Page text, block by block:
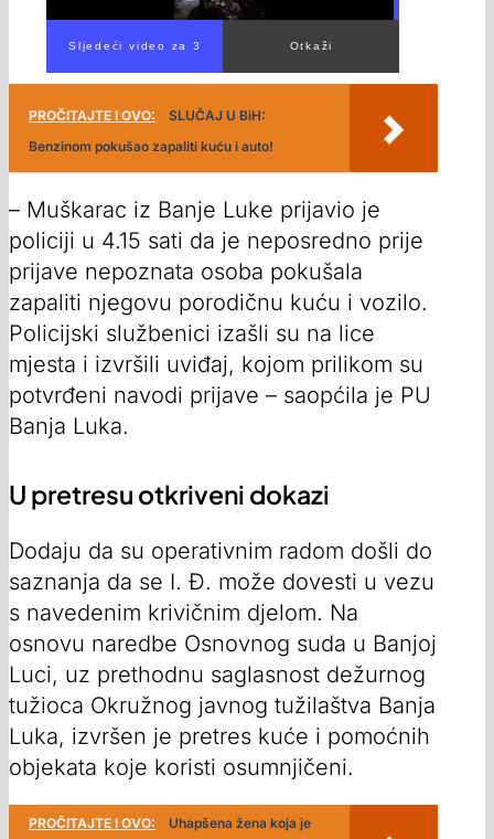
PROČITAJTE I OVO:
SLUČAJ U BiH:
Benzinom pokušao zapaliti kuću i auto!
– Muškarac iz Banje Luke prijavio je
policiji u 4.15 sati da je neposredno prije
prijave nepoznata osoba pokušala
zapaliti njegovu porodičnu kuću i vozilo.
Policijski službenici izašli su na lice
mjesta i izvršili uviđaj, kojom prilikom su
potvrđeni navodi prijave – saopćila je PU
Banja Luka.
U pretresu otkriveni dokazi
Dodaju da su operativnim radom došli do
saznanja da se I. Đ. može dovesti u vezu
s navedenim krivičnim djelom. Na
osnovu naredbe Osnovnog suda u Banjoj
Luci, uz prethodnu saglasnost dežurnog
tužioca Okružnog javnog tužilaštva Banja
Luka, izvršen je pretres kuće i pomoćnih
objekata koje koristi osumnjičeni.
PROČITAJTE I OVO: Uhapšena žena koja je